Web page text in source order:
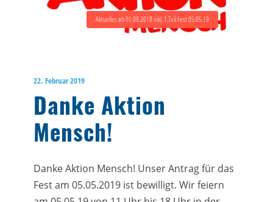
Aktuelles ab 01.08.2018 inkl. 1.Teil Fest 05.05.19
22. Februar 2019
Danke Aktion
Mensch!
Danke Aktion Mensch! Unser Antrag für das
Fest am 05.05.2019 ist bewilligt. Wir feiern